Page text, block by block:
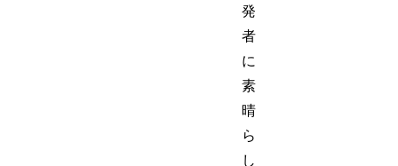
発
者
に
素
晴
ら
し